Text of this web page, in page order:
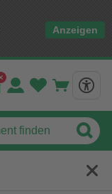
Anzeigen